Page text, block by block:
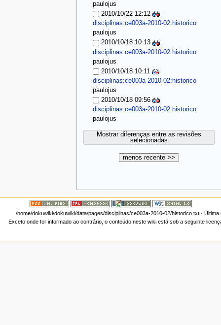
paulojus
2010/10/22 12:12
disciplinas:ce003a-2010-02:historico
paulojus
2010/10/18 10:13
disciplinas:ce003a-2010-02:historico
paulojus
2010/10/18 10:11
disciplinas:ce003a-2010-02:historico
paulojus
2010/10/18 09:56
disciplinas:ce003a-2010-02:historico
paulojus
Mostrar diferenças entre as revisões
selecionadas
menos recente >>
/home/dokuwiki/dokuwiki/data/pages/disciplinas/ce003a-2010-02/historico.txt· Última
Exceto onde for informado ao contrário, o conteúdo neste wiki está sob a seguinte